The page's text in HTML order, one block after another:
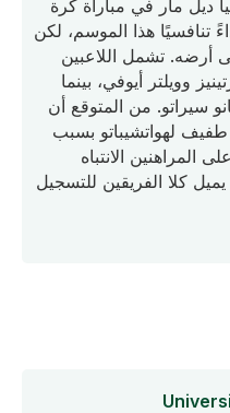
ديل مار في مباراة كرة
تنافسيًا هذا الموسم، لكن
أرضه. تشمل اللاعبين
وويلتر أيوفي، بينما
سيراتو. من المتوقع أن
لهواتشيباتو بسبب
الانتباه
كلا الفريقين للتسجيل